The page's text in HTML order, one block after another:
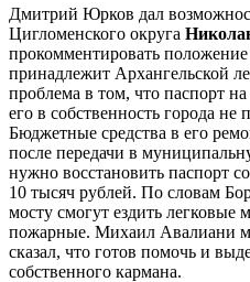
Дмитрий Юрков дал
Цигломенского округа
прокомментировать
принадлежит Архангельской
проблема в том, что паспорт
его в собственность города не
Бюджетные средства в его
после передачи в
нужно восстановить паспорт
10 тысяч рублей. По словам
мосту смогут ездить
пожарные. Михаил Авалиани
сказал, что готов помочь и
собственного кармана.